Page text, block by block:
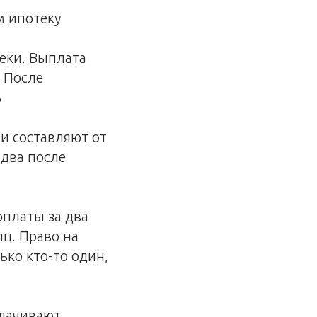
ипотеку
Выплата
После
составляют от
после
за два
Право на
кто-то один,